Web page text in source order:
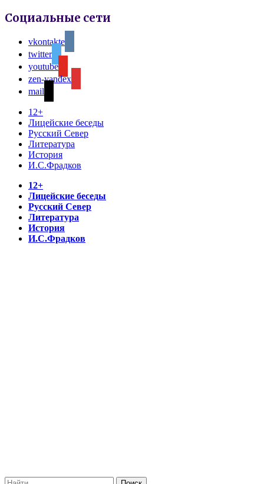
Социальные сети
vkontakte
twitter
youtube
zen-yandex
mail
12+
Лицейские беседы
Русский Север
Литература
История
И.С.Фрадков
12+
Лицейские беседы
Русский Север
Литература
История
И.С.Фрадков